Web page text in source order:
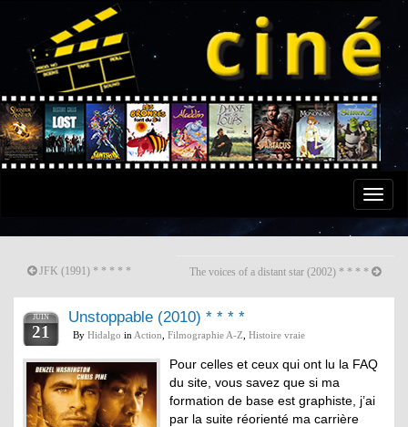
Toggle
JFK (1991) * * * * * The voices of a distant star (2002) * * * *
JUIN
21
Unstoppable (2010) * * * *
By Hidalgo in Action Filmographie A-Z Histoire vraie
Pour celles et ceux qui ont lu la FAQ
du site, vous savez que si ma
formation de base est graphiste, j’ai
par la suite réorienté ma carrière